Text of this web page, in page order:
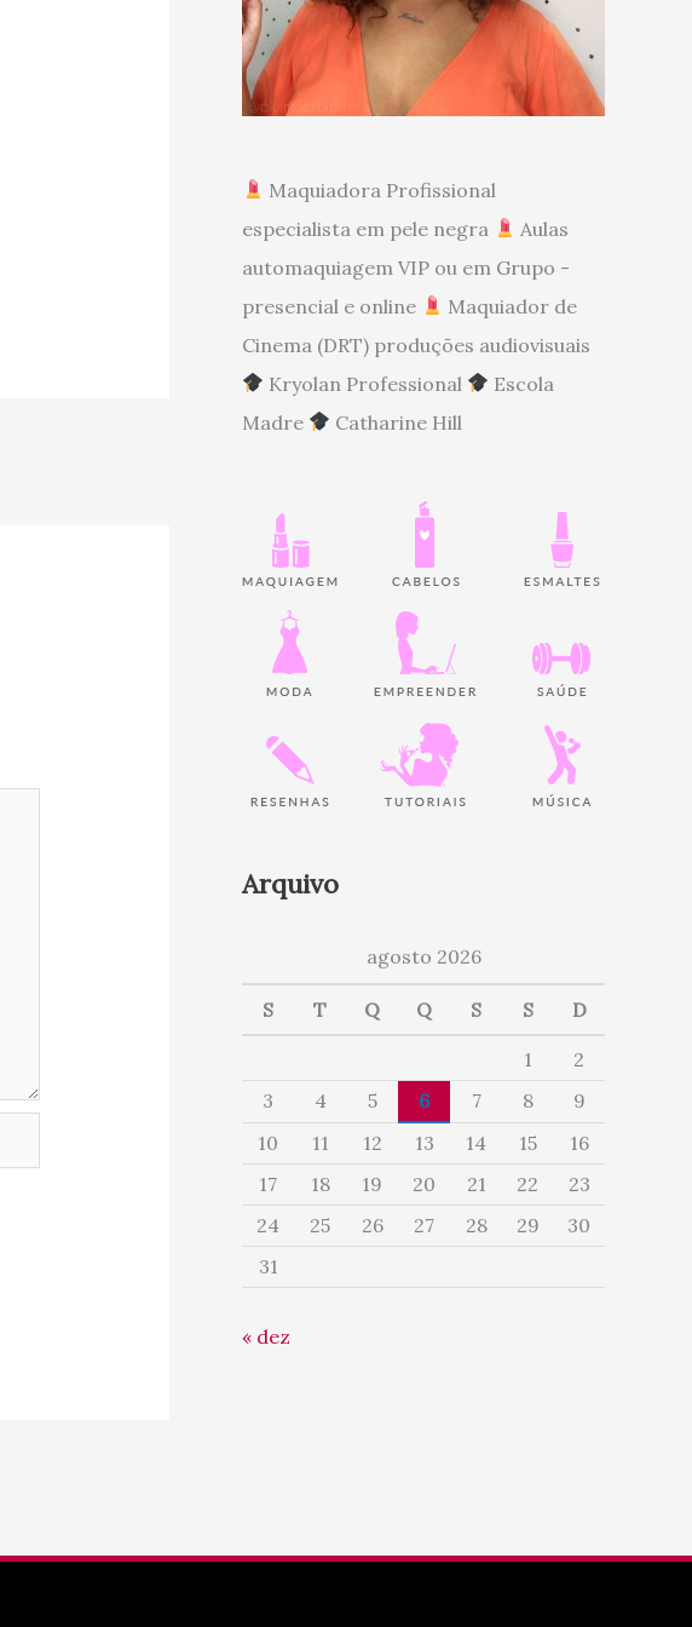
Maquiadora Profissional
especialista em pele negra
Aulas
automaquiagem VIP ou em Grupo -
presencial e online
Maquiador de
Cinema (DRT) produções audiovisuais
Kryolan Professional
Escola
Madre
Catharine Hill
Arquivo
agosto 2026
S T Q Q S S D
1
2
3
4 5 6 7 8
9
10
11 12 13 14 15
16
17
18 19 20 21 22
23
24
25 26 27 28 29
30
31
« dez